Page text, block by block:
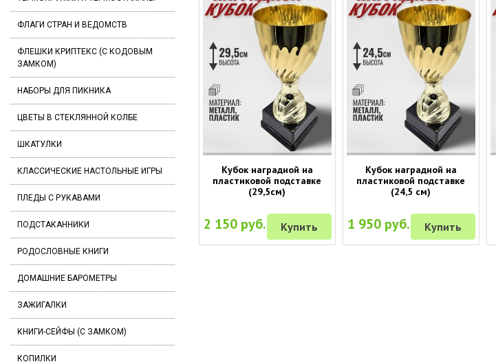
ФЛАГИ СТРАН И ВЕДОМСТВ
ФЛЕШКИ КРИПТЕКС (С КОДОВЫМ
ЗАМКОМ)
НАБОРЫ ДЛЯ ПИКНИКА
ЦВЕТЫ В СТЕКЛЯННОЙ КОЛБЕ
ШКАТУЛКИ
КЛАССИЧЕСКИЕ НАСТОЛЬНЫЕ ИГРЫ
ПЛЕДЫ С РУКАВАМИ
ПОДСТАКАННИКИ
РОДОСЛОВНЫЕ КНИГИ
ДОМАШНИЕ БАРОМЕТРЫ
ЗАЖИГАЛКИ
КНИГИ-СЕЙФЫ (С ЗАМКОМ)
КОПИЛКИ
Кубок наградной на
пластиковой подставке
(29,5см)
2 150 руб. Купить
Кубок наградной на
пластиковой подставке
(24,5 см)
1 950 руб. Купить